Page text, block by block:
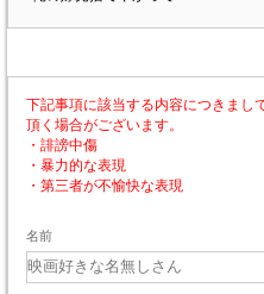
下記事項に該当する内容につきまし
頂く場合がございます。
・誹謗中傷
・暴力的な表現
・第三者が不愉快な表現
名前